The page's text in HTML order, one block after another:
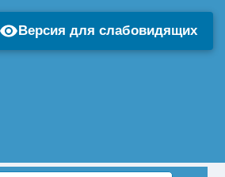
Версия для слабовидящих